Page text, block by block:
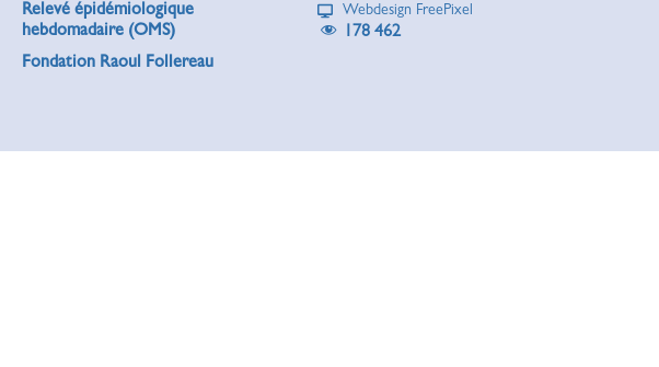
Relevé épidémiologique
hebdomadaire (OMS)
Fondation Raoul Follereau
Webdesign FreePixel
178 462